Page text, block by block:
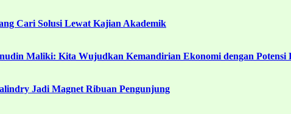
Cari Solusi Lewat Kajian Akademik
Maliki: Kita Wujudkan Kemandirian Ekonomi dengan Potensi
Jadi Magnet Ribuan Pengunjung